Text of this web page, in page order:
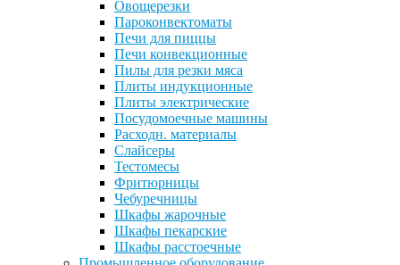
Овощерезки
Пароконвектоматы
Печи для пиццы
Печи конвекционные
Пилы для резки мяса
Плиты индукционные
Плиты электрические
Посудомоечные машины
Расходн. материалы
Слайсеры
Тестомесы
Фритюрницы
Чебуречницы
Шкафы жарочные
Шкафы пекарские
Шкафы расстоечные